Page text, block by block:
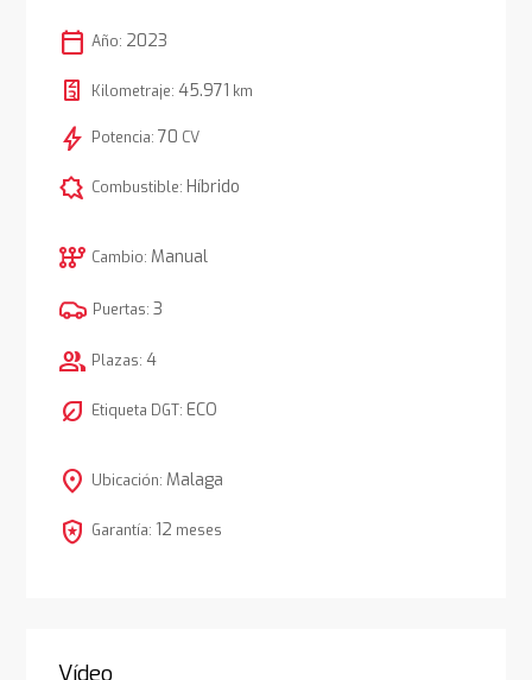
calendar_today Año: 2023
Kilometraje: 45.971 km
bolt Potencia: 70 CV
comic_bubble Combustible: Híbrido
auto_transmission Cambio: Manual
Puertas: 3
group Plazas: 4
nest_eco_leaf Etiqueta DGT: ECO
location_on Ubicación: Malaga
local_police Garantía: 12 meses
Vídeo